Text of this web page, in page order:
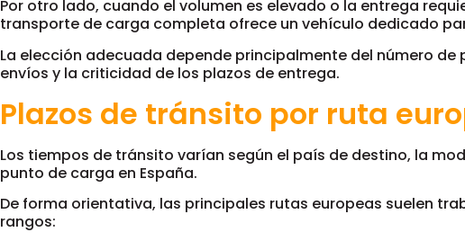
Por otro lado, cuando el volumen es elevado o la entrega
transporte de carga completa ofrece un vehículo dedicado
La elección adecuada depende principalmente del número de
envíos y la criticidad de los plazos de entrega.
Plazos de tránsito por ruta
Los tiempos de tránsito varían según el país de destino, la
punto de carga en España.
De forma orientativa, las principales rutas europeas suelen
rangos: